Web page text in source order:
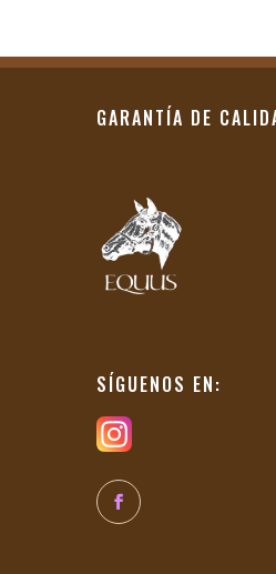
GARANTÍA DE
SÍGUENOS EN: